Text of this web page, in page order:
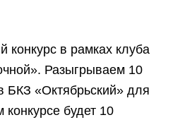
в рамках клуба
Разыгрываем 10
БКЗ «Октябрьский» для
будет 10